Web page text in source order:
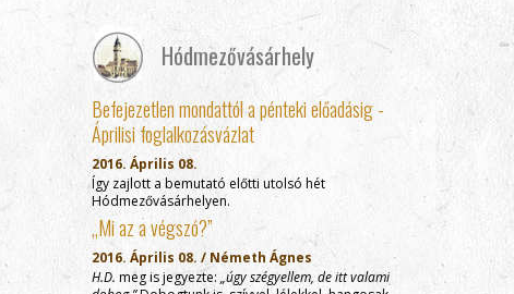
Hódmezővásárhely
Befejezetlen mondattól a pénteki előadásig -
Áprilisi foglalkozásvázlat
2016. Április 08.
Így zajlott a bemutató előtti utolsó hét
Hódmezővásárhelyen.
„Mi az a végszó?”
2016. Április 08. / Németh Ágnes
H.D. meg is jegyezte: „úgy szégyellem, de itt valami